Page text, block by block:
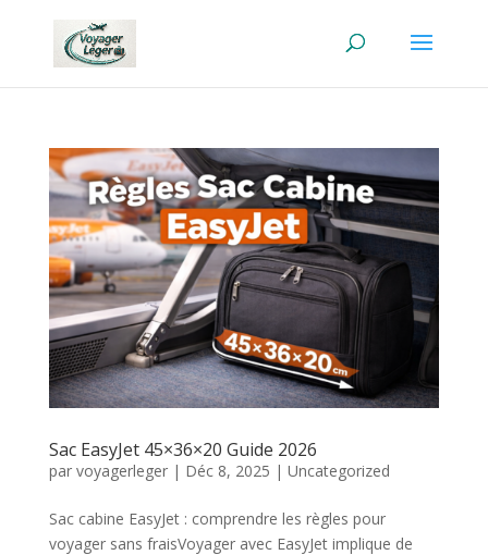
Sac EasyJet 45×36×20 Guide 2026
par voyagerleger| Déc 8, 2025 | Uncategorized
Sac cabine EasyJet : comprendre les règles pour
voyager sans fraisVoyager avec EasyJet implique de